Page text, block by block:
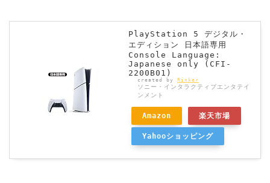
PlayStation 5 デジタル・
エディション 日本語専用
Console Language:
Japanese only (CFI-
2200B01)
created by Rinker
ソニー・インタラクティブエンタテイ
ンメント
Amazon 楽天市場
Yahooショッピング